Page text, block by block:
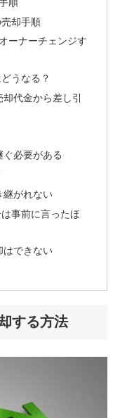
却手順
ーナーチェンジす
うなる？
代金から差し引
必要がある
継がれない
事前に言ったほ
はできない
する方法